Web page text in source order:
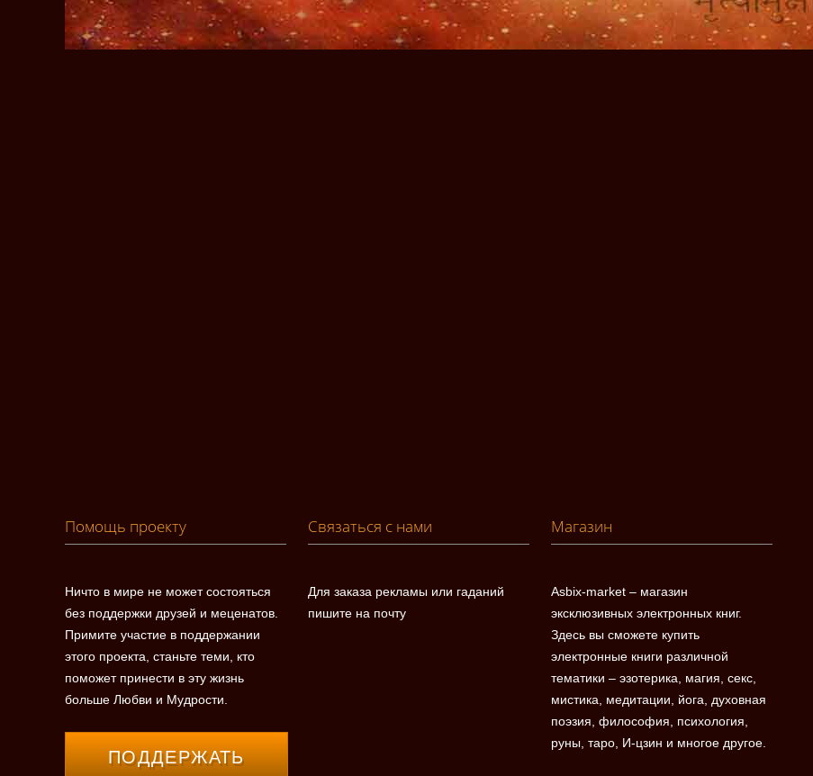
Помощь проекту
Ничто в мире не может состояться
без поддержки друзей и меценатов.
Примите участие в поддержании
этого проекта, станьте теми, кто
поможет принести в эту жизнь
больше Любви и Мудрости.
ПОДДЕРЖАТЬ
Связаться с нами
Для заказа рекламы или гаданий
пишите на почту
Магазин
Asbix-market – магазин
эксклюзивных электронных книг.
Здесь вы сможете купить
электронные книги различной
тематики – эзотерика, магия, секс,
мистика, медитации, йога, духовная
поэзия, философия, психология,
руны, таро, И-цзин и многое другое.